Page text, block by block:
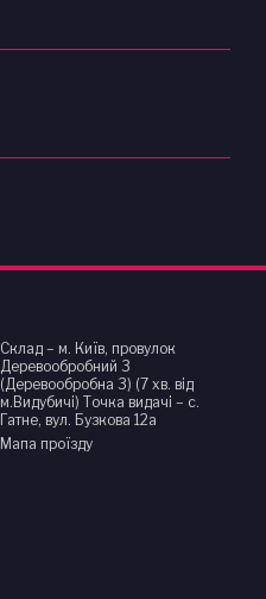
Склад – м. Київ, провулок
Деревообробний 3
(Деревообробна 3) (7 хв. від
м.Видубичі) Точка видачі – с.
Гатне, вул. Бузкова 12а
Мапа проїзду